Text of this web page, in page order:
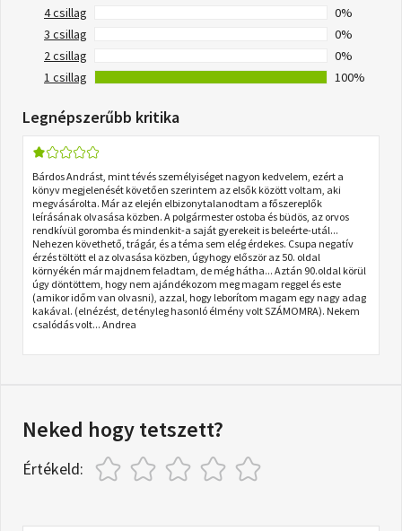
4 csillag
0%
3 csillag
0%
2 csillag
0%
1 csillag
100%
Legnépszerűbb kritika
Bárdos Andrást, mint tévés személyiséget nagyon kedvelem, ezért a
könyv megjelenését követően szerintem az elsők között voltam, aki
megvásárolta. Már az elején elbizonytalanodtam a főszereplők
leírásának olvasása közben. A polgármester ostoba és büdös, az orvos
rendkívül goromba és mindenkit-a saját gyerekeit is beleérte-utál...
Nehezen követhető, trágár, és a téma sem elég érdekes. Csupa negatív
érzés töltött el az olvasása közben, úgyhogy először az 50. oldal
környékén már majdnem feladtam, de még hátha... Aztán 90.oldal körül
úgy döntöttem, hogy nem ajándékozom meg magam reggel és este
(amikor időm van olvasni), azzal, hogy leborítom magam egy nagy adag
kakával. (elnézést, de tényleg hasonló élmény volt SZÁMOMRA). Nekem
csalódás volt... Andrea
Neked hogy tetszett?
Értékeld: